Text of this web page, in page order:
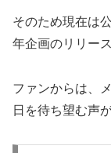
そのため現在は
年企画のリリー
ファンからは、
日を待ち望む声